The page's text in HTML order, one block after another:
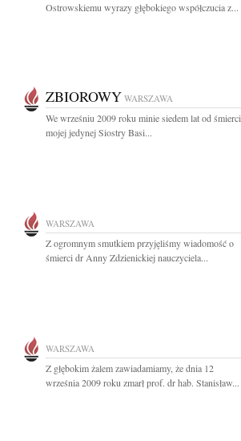
Ostrowskiemu wyrazy głębokiego współczucia z...
ZBIOROWY WARSZAWA
We wrześniu 2009 roku minie siedem lat od śmierci
mojej jedynej Siostry Basi...
WARSZAWA
Z ogromnym smutkiem przyjęliśmy wiadomość o
śmierci dr Anny Zdzienickiej nauczyciela...
WARSZAWA
Z głębokim żalem zawiadamiamy, że dnia 12
września 2009 roku zmarł prof. dr hab. Stanisław...